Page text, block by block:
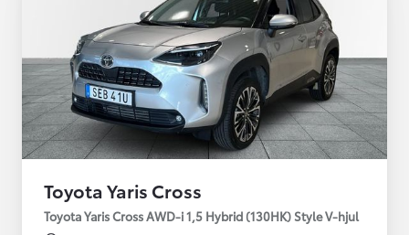
Toyota Yaris Cross
Toyota Yaris Cross AWD-i 1,5 Hybrid (130HK) Style V-hjul